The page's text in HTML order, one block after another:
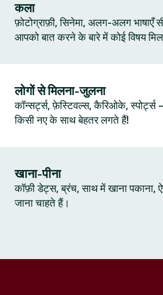
कला
फ़ोटोग्राफ़ी, सिनेमा, अलग-अलग भाषाएँ
आपको बात करने के बारे में कोई विषय
लोगों से मिलना-जुलना
कॉन्सर्ट्स, फ़ेस्टिवल्स, कैरिओके, स्पोर्ट्स
किसी नए के साथ बेहतर लगते हैं!
खाना-पीना
कॉफ़ी डेट्स, ब्रंच, साथ में खाना पकाना,
जाना चाहते हैं।